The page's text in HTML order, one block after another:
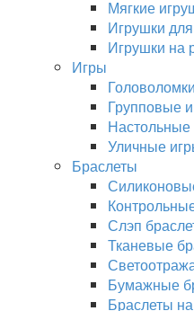
Мягкие
Игрушки
Игрушки на
Игры
Головоломки
Групповые
Настольные
Уличные
Браслеты
Слэп
Тканевые
Бумажные
Браслеты на